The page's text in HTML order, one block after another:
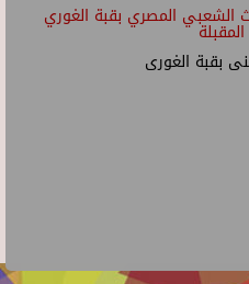
الشعبي المصري بقبة الغوري
بقبة الغورى